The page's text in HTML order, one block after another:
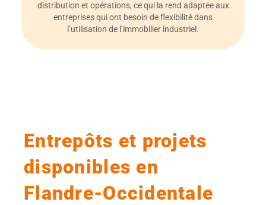
distribution et opérations, ce qui la rend adaptée aux
entreprises qui ont besoin de flexibilité dans
l’utilisation de l’immobilier industriel.
Entrepôts et projets
disponibles en
Flandre-Occidentale